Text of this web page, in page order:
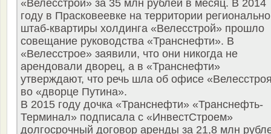
«Велесстрой» за 35 млн рублей в месяц. В 2014
году в Прасковеевке на территории
штаб-квартиры холдинга «Велесстрой» прошло
совещание руководства «Транснефти». В
«Велесстрое» заявили, что они никогда не
арендовали дворец, а в «Транснефти»
утверждают, что речь шла об офисе
во «дворце Путина».
В 2015 году дочка «Транснефти» «Транснефть-
Терминал» подписала с «ИнвестСтроем»
долгосрочный договор аренды за 21,8 млн